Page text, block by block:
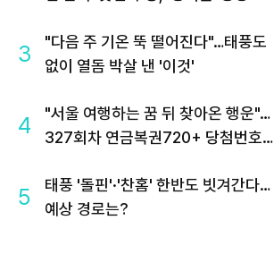
3
"다음 주 기온 뚝 떨어진다"…태풍도
없이 열돔 박살 낸 '이것'
4
"서울 여행하는 꿈 뒤 찾아온 행운"…
327회차 연금복권720+ 당첨번호조
5
태풍 '돌핀'·'찬홈' 한반도 빗겨간다…
예상 경로는?